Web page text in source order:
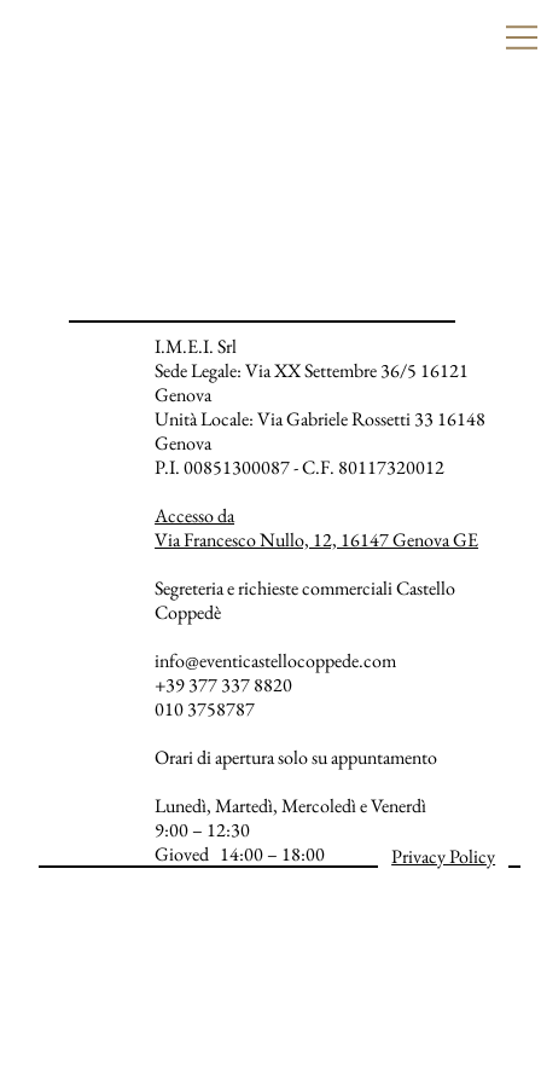
I.M.E.I. Srl
Sede Legale: Via XX Settembre 36/5 16121
Genova
Unità Locale: Via Gabriele Rossetti 33 16148
Genova
P.I. 00851300087 - C.F. 80117320012
Accesso da
Via Francesco Nullo, 12, 16147 Genova GE
Segreteria e richieste commerciali Castello
Coppedè
info@eventicastellocoppede.com
+39 377 337 8820
010 3758787
Orari di apertura solo su appuntamento
Lunedì, Martedì, Mercoledì e Venerdì
9:00 – 12:30
Gioved 14:00 – 18:00
Privacy Policy